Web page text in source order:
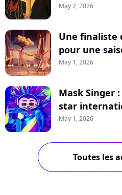
May 2, 2026
Une finaliste
pour une
May 1, 2026
Mask Singer
star
May 1, 2026
Toutes les